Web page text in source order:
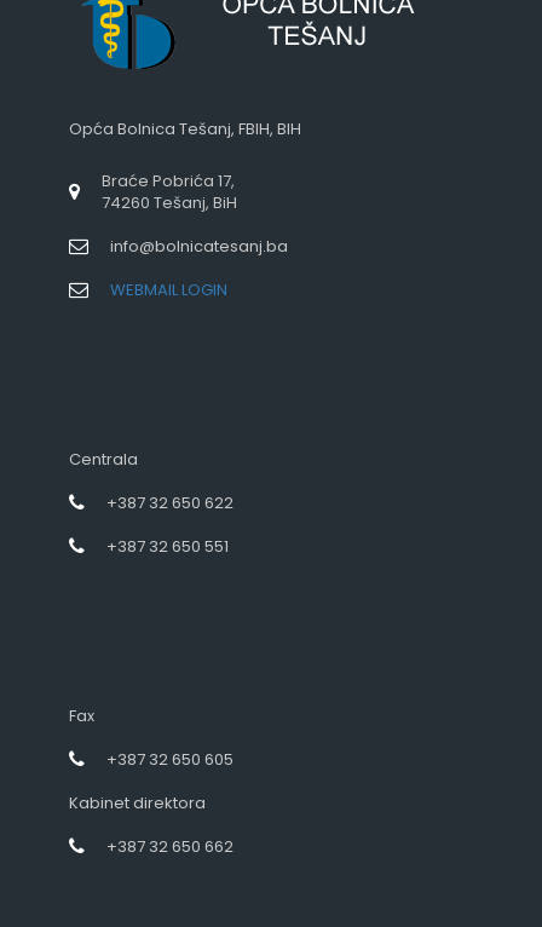
Opća Bolnica Tešanj, FBIH, BIH
Braće Pobrića 17,
74260 Tešanj, BiH
info@bolnicatesanj.ba
WEBMAIL LOGIN
Centrala
+387 32 650 622
+387 32 650 551
Fax
+387 32 650 605
Kabinet direktora
+387 32 650 662